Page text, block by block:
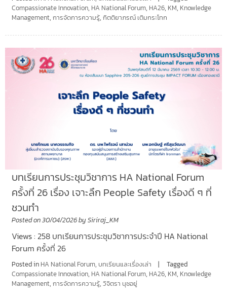
Compassionate Innovation, HA National Forum, HA26, KM, Knowledge
Management, การจัดการความรู้, กิตติยาภรณ์ เติมกระโทก
บทเรียนการประชุมวิชาการ HA National Forum
ครั้งที่ 26 เรื่อง เจาะลึก People Safety เรื่องดี ๆ ที่
ชวนทำ
Posted on30/04/2026by Siriraj_KM
Views : 258 บทเรียนการประชุมวิชาการประจำปี HA National
Forum ครั้งที่ 26
Posted in HA National Forum, บทเรียนและเรื่องเล่า
Tagged
Compassionate Innovation, HA National Forum, HA26, KM, Knowledge
Management, การจัดการความรู้, วิจิตรา นุชอยู่